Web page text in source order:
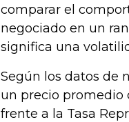
comparar el
negociado en un
significa una
Según los datos de
un precio promedio
frente a la Tasa